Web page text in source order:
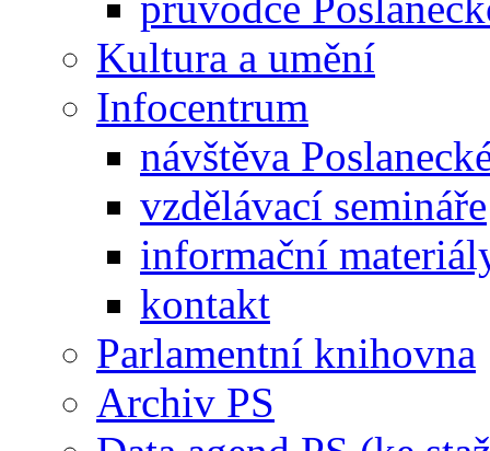
Kultura a umění
Infocentrum
návštěva
vzdělávací semináře
informační
kontakt
Parlamentní knihovna
Archiv PS